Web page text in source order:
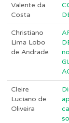
Valente da
Costa
Christiano
Lima Lobo
de Andrade
Cleire
Luciano de
Oliveira